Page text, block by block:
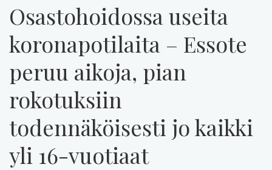
Osastohoidossa useita
koronapotilaita – Essote
peruu aikoja, pian
rokotuksiin
todennäköisesti jo kaikki
yli 16-vuotiaat